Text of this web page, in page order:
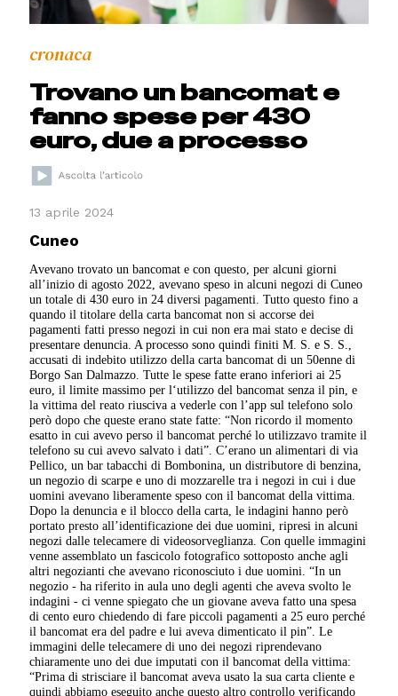
cronaca
Trovano un bancomat e
fanno spese per 430
euro, due a processo
13 aprile 2024
Cuneo
Avevano trovato un bancomat e con questo, per alcuni giorni
all’inizio di agosto 2022, avevano speso in alcuni negozi di Cuneo
un totale di 430 euro in 24 diversi pagamenti. Tutto questo fino a
quando il titolare della carta bancomat non si accorse dei
pagamenti fatti presso negozi in cui non era mai stato e decise di
presentare denuncia. A processo sono quindi finiti M. S. e S. S.,
accusati di indebito utilizzo della carta bancomat di un 50enne di
Borgo San Dalmazzo. Tutte le spese fatte erano inferiori ai 25
euro, il limite massimo per l‘utilizzo del bancomat senza il pin, e
la vittima del reato riusciva a vederle con l’app sul telefono solo
però dopo che queste erano state fatte: “Non ricordo il momento
esatto in cui avevo perso il bancomat perché lo utilizzavo tramite il
telefono su cui avevo salvato i dati”. C’erano un alimentari di via
Pellico, un bar tabacchi di Bombonina, un distributore di benzina,
un negozio di scarpe e uno di mozzarelle tra i negozi in cui i due
uomini avevano liberamente speso con il bancomat della vittima.
Dopo la denuncia e il blocco della carta, le indagini hanno però
portato presto all’identificazione dei due uomini, ripresi in alcuni
negozi dalle telecamere di videosorveglianza. Con quelle immagini
venne assemblato un fascicolo fotografico sottoposto anche agli
altri negozianti che avevano riconosciuto i due uomini. “In un
negozio - ha riferito in aula uno degli agenti che aveva svolto le
indagini - ci venne spiegato che un giovane aveva fatto una spesa
di cento euro chiedendo di fare piccoli pagamenti a 25 euro perché
il bancomat era del padre e lui aveva dimenticato il pin”. Le
immagini delle telecamere di uno dei negozi riprendevano
chiaramente uno dei due imputati con il bancomat della vittima:
“Prima di strisciare il bancomat aveva usato la sua carta cliente e
quindi abbiamo eseguito anche questo altro controllo verificando